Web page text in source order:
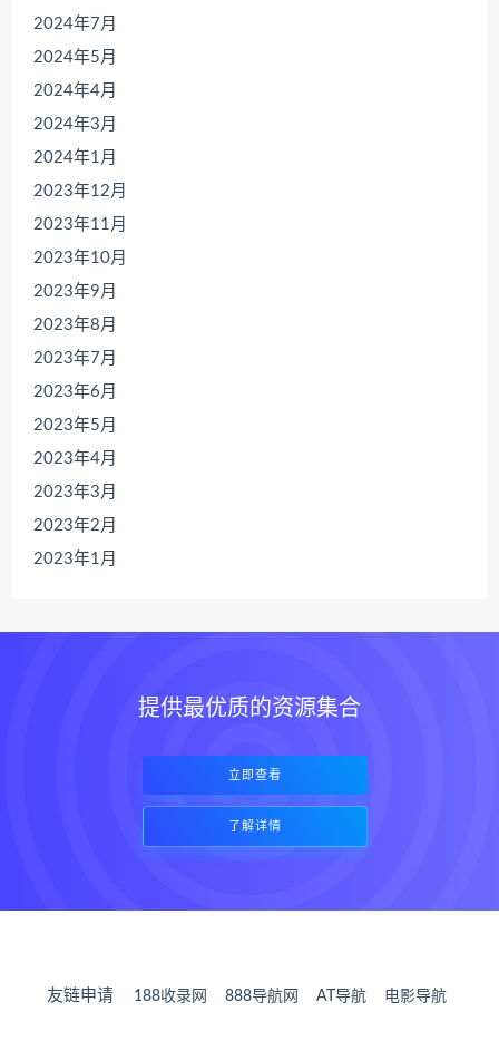
2024年7月
2024年5月
2024年4月
2024年3月
2024年1月
2023年12月
2023年11月
2023年10月
2023年9月
2023年8月
2023年7月
2023年6月
2023年5月
2023年4月
2023年3月
2023年2月
2023年1月
提供最优质的资源集合
立即查看
了解详情
友链申请 188收录网 888导航网 AT导航 电影导航